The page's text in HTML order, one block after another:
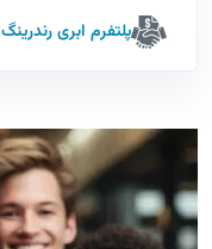
پلتفرم ابری رندرینگ